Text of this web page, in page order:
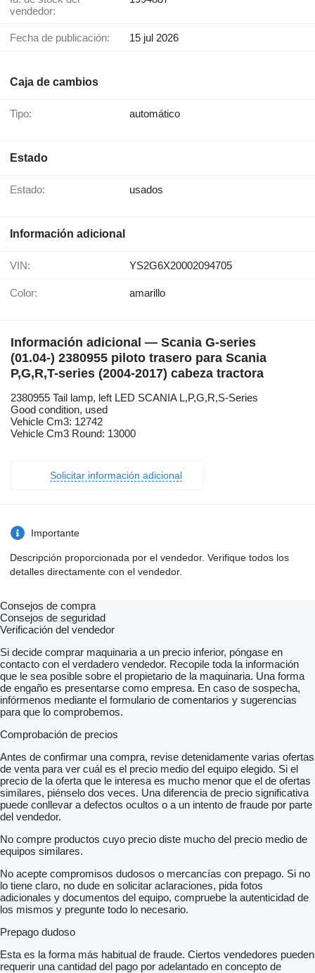
vendedor:
Fecha de publicación: 15 jul 2026
Caja de cambios
Tipo: automático
Estado
Estado: usados
Información adicional
VIN: YS2G6X20002094705
Color: amarillo
Información adicional — Scania G-series
(01.04-) 2380955 piloto trasero para Scania
P,G,R,T-series (2004-2017) cabeza tractora
2380955 Tail lamp, left LED SCANIA L,P,G,R,S-Series
Good condition, used
Vehicle Cm3: 12742
Vehicle Cm3 Round: 13000
Solicitar información adicional
Importante
Descripción proporcionada por el vendedor. Verifique todos los
detalles directamente con el vendedor.
Consejos de compra
Consejos de seguridad
Verificación del vendedor
Si decide comprar maquinaria a un precio inferior, póngase en
contacto con el verdadero vendedor. Recopile toda la información
que le sea posible sobre el propietario de la maquinaria. Una forma
de engaño es presentarse como empresa. En caso de sospecha,
infórmenos mediante el formulario de comentarios y sugerencias
para que lo comprobemos.
Comprobación de precios
Antes de confirmar una compra, revise detenidamente varias ofertas
de venta para ver cuál es el precio medio del equipo elegido. Si el
precio de la oferta que le interesa es mucho menor que el de ofertas
similares, piénselo dos veces. Una diferencia de precio significativa
puede conllevar a defectos ocultos o a un intento de fraude por parte
del vendedor.
No compre productos cuyo precio diste mucho del precio medio de
equipos similares.
No acepte compromisos dudosos o mercancías con prepago. Si no
lo tiene claro, no dude en solicitar aclaraciones, pida fotos
adicionales y documentos del equipo, compruebe la autenticidad de
los mismos y pregunte todo lo necesario.
Prepago dudoso
Esta es la forma más habitual de fraude. Ciertos vendedores pueden
requerir una cantidad del pago por adelantado en concepto de